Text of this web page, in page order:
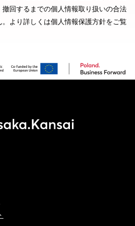
回するまでの個人情報取り扱いの合法
より詳しくは個人情報保護方針をご覧